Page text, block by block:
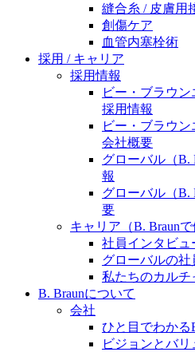
販売代理店さま向け情報​
お問合せ先、価格情報、E-
ま向けの情報スペースです
水頭症について
「水頭症」とはどのよう
多い水頭症と、小児に多
や治療法など「水頭症」
ができます。
エースクラップアカデミー
医療に携わるあらゆる方
提供していくことを目指し
お問合せフォームより、
縫合糸 / 皮膚用
創傷ケア
血管内塞栓術
採用 / キャリア
採用情報
ビー・ブラウ
採用情報
ビー・ブラウ
会社概要
グローバル（B.
報
グローバル（B.
要
キャリア（B. Braun
社員インタビュ
グローバルの社
私たちのカルチ
B. Braunについて
会社
ひと目でわかる
ビジョンとバリ